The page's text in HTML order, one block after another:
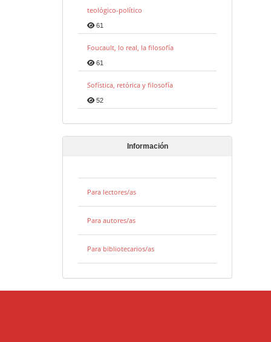
teológico-político
61
Foucault, lo real, la filosofía
61
Sofística, retórica y filosofía
52
Información
Para lectores/as
Para autores/as
Para bibliotecarios/as